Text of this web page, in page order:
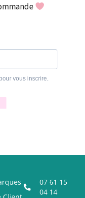
07 61 15
04 14